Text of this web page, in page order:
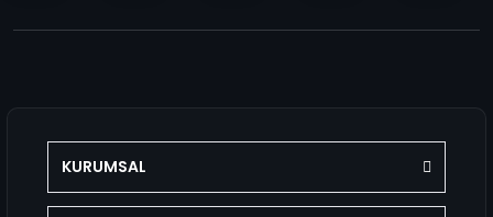
KURUMSAL